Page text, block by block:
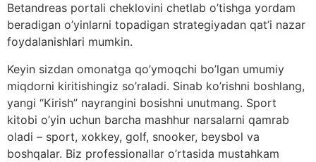
Betandreas portali cheklovini chetlab o’tishga yordam
beradigan o’yinlarni topadigan strategiyadan qat’i nazar
foydalanishlari mumkin.
Keyin sizdan omonatga qo’ymoqchi bo’lgan umumiy
miqdorni kiritishingiz so’raladi. Sinab ko’rishni boshlang,
yangi “Kirish” nayrangini bosishni unutmang. Sport
kitobi o’yin uchun barcha mashhur narsalarni qamrab
oladi – sport, xokkey, golf, snooker, beysbol va
boshqalar. Biz professionallar o’rtasida mustahkam